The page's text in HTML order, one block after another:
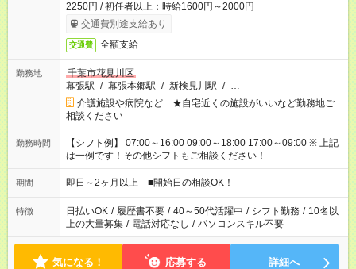
2250円 / 初任者以上：時給1600円～2000円
交通費別途支給あり
交通費 全額支給
勤務地
千葉市花見川区
幕張駅 / 幕張本郷駅 / 新検見川駅 / …
介護施設や病院など ★自宅近くの施設がいいなど勤務地ご
相談ください
勤務時間
【シフト例】 07:00～16:00 09:00～18:00 17:00～09:00 ※ 上記
は一例です！その他シフトもご相談ください！
期間 即日～2ヶ月以上 ■開始日の相談OK！
特徴 日払いOK / 履歴書不要 / 40～50代活躍中 / シフト勤務 / 10名以
上の大量募集 / 電話対応なし / パソコンスキル不要
気になる！ 応募する 詳細へ